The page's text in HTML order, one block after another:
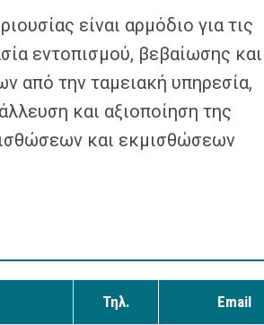
είναι αρμόδιο για τις
εντοπισμού, βεβαίωσης και
από την ταμειακή υπηρεσία,
και αξιοποίηση της
και εκμισθώσεων
Τηλ. Email